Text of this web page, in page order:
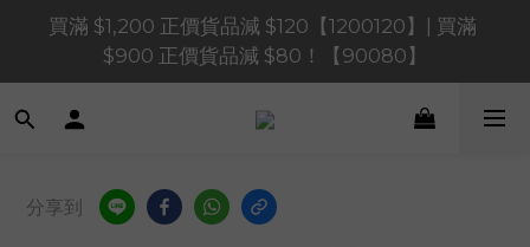
買滿 $1,200 正價貨品減 $120【1200120】| 買滿
$900 正價貨品減 $80！【90080】
買滿 $1,200 正價貨品減 $120【1200120】| 買滿
$900 正價貨品減 $80！【90080】
買滿 $600 正價貨品減 $40【60040】| 買滿 $400 正
📢 系統維護通知 – SHOPLINE Payments FPS將於
2026 年 8 月 9 日（日）凌晨 01:00 至 11:00 暫停交易
分享到